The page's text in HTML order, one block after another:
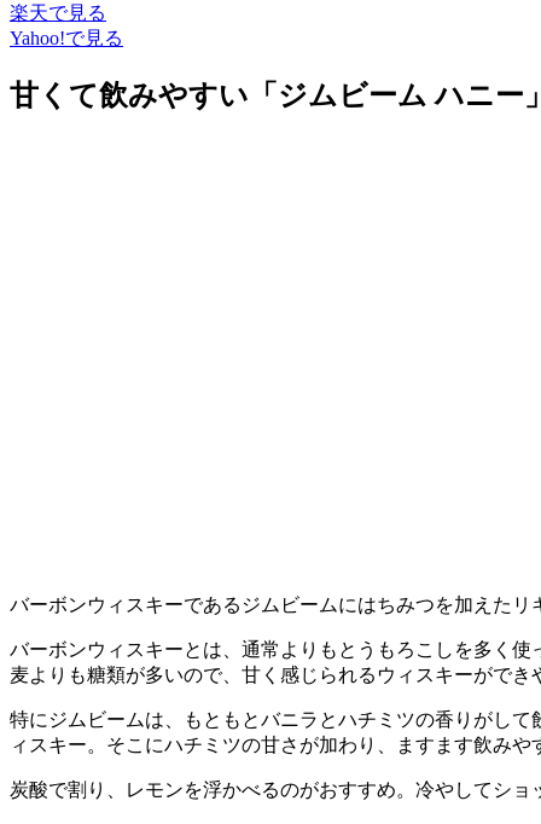
楽天で見る
Yahoo!で見る
甘くて飲みやすい「ジムビーム ハニー
バーボンウィスキーであるジムビームにはちみつを加えたリ
バーボンウィスキーとは、通常よりもとうもろこしを多く
麦よりも糖類が多いので、甘く感じられるウィスキーができ
特にジムビームは、もともとバニラとハチミツの香りがし
ィスキー。そこにハチミツの甘さが加わり、ますます飲み
炭酸で割り、レモンを浮かべるのがおすすめ。冷やしてシ